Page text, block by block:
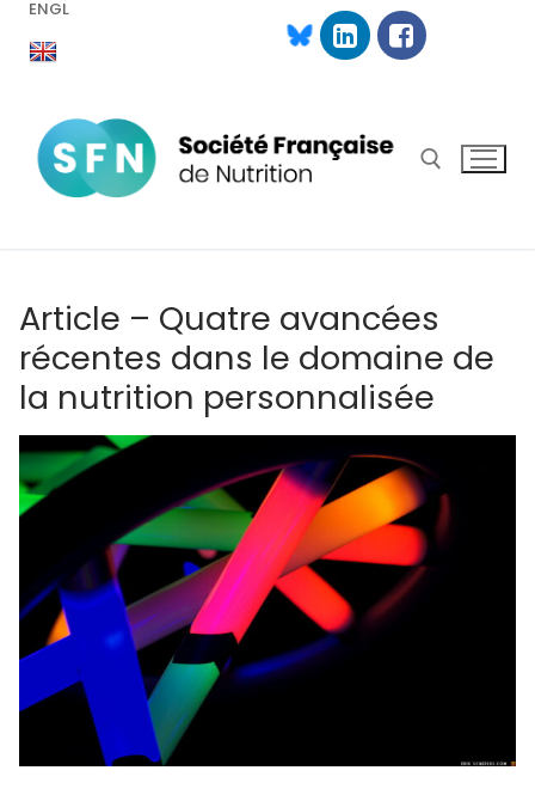
AllerENGL
Article – Quatre avancées
récentes dans le domaine de
la nutrition personnalisée